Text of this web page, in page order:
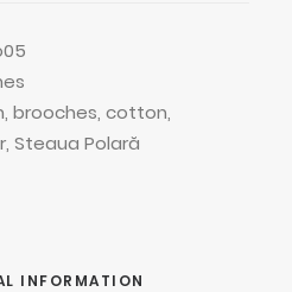
, brooches, cotton,
, Steaua Polară
INFORMATION